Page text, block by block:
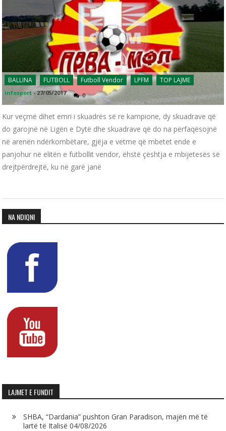
BALLINA FUTBOLL Futboll Vendor LPFM TOP LAJME
infosport -27/05/2017 0
Kur veçmë dihet emri i skuadrës së re kampione, dy skuadrave që
do garojnë në Ligën e Dytë dhe skuadrave që do na përfaqësojnë
në arenën ndërkombëtare, gjëja e vetme që mbetet ende e
panjohur në elitën e futbollit vendor, ëhstë çështja e mbijetesës së
drejtpërdrejtë, ku në garë janë
NA NDIQNI
LAJMET E FUNDIT
SHBA, “Dardania” pushton Gran Paradison, majën më të
lartë të Italisë 04/08/2026